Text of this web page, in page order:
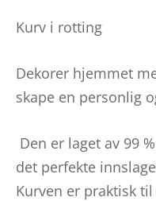
Kurv i rotting
Dekorer hjemmet
skape en personlig
Den er laget av 99
det perfekte
Kurven er praktisk